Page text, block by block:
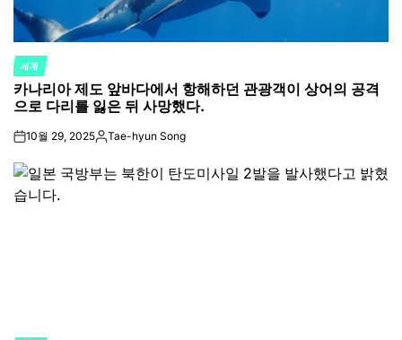
POSTED
IN
세계
카나리아 제도 앞바다에서 항해하던 관광객이 상어의 공격
으로 다리를 잃은 뒤 사망했다.
on10월 29, 2025Posted
Tae-hyun Song